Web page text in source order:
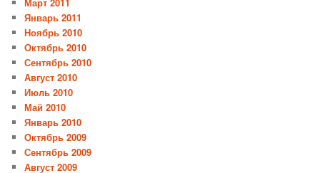
Январь 2011
Ноябрь 2010
Октябрь 2010
Сентябрь 2010
Август 2010
Июль 2010
Май 2010
Январь 2010
Октябрь 2009
Сентябрь 2009
Август 2009